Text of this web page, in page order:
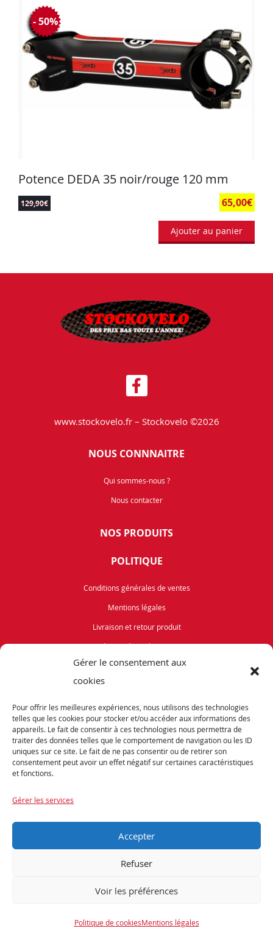
Gérer le consentement aux
cookies
Pour offrir les meilleures expériences, nous utilisons des technologies
telles que les cookies pour stocker et/ou accéder aux informations des
appareils. Le fait de consentir à ces technologies nous permettra de
traiter des données telles que le comportement de navigation ou les ID
uniques sur ce site. Le fait de ne pas consentir ou de retirer son
consentement peut avoir un effet négatif sur certaines caractéristiques
et fonctions.
Gérer les services
Accepter
Refuser
Voir les préférences
Politique de cookiesMentions légales
Potence DEDA 35 noir/rouge 120 mm
129,90€ 65,00€
- 50%
Ajouter au panier
www.stockovelo.fr – Stockovelo ©2026
NOUS CONNNAITRE
Qui sommes-nous ?
Nous contacter
NOS PRODUITS
POLITIQUE
Conditions générales de ventes
Mentions légales
Livraison et retour produit
Politique de cookies (UE)
Occasions
ABONNEZ-VOUS
Recevez notre newsletter et tenez vous informés de nos dernières offres et
Encore une réalisation